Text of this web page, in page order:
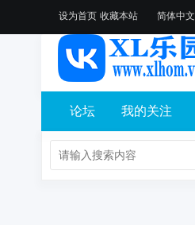
设为首页 收藏本站 简体中文
论坛 我的关注